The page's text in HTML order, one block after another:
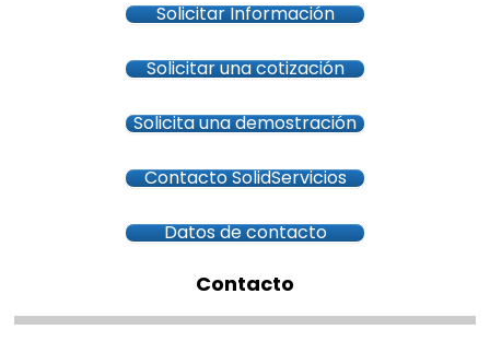
Solicitar Información
Solicitar una cotización
Solicita una demostración
Contacto SolidServicios
Datos de contacto
Contacto